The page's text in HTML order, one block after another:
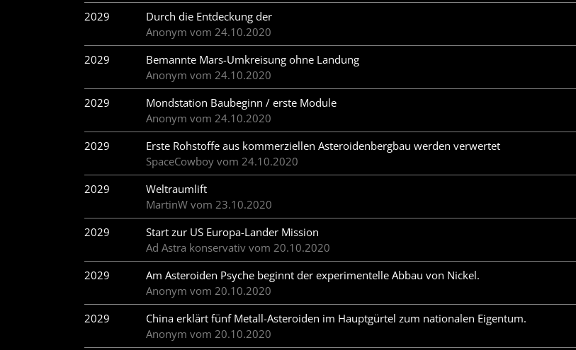
2029
Durch die Entdeckung der
Anonym vom 24.10.2020
2029
Bemannte Mars-Umkreisung ohne Landung
Anonym vom 24.10.2020
2029
Mondstation Baubeginn / erste Module
Anonym vom 24.10.2020
2029
Erste Rohstoffe aus kommerziellen Asteroidenbergbau werden verwertet
SpaceCowboy vom 24.10.2020
2029
Weltraumlift
MartinW vom 23.10.2020
2029
Start zur US Europa-Lander Mission
Ad Astra konservativ vom 20.10.2020
2029
Am Asteroiden Psyche beginnt der experimentelle Abbau von Nickel.
Anonym vom 20.10.2020
2029
China erklärt fünf Metall-Asteroiden im Hauptgürtel zum nationalen Eigentum.
Anonym vom 20.10.2020